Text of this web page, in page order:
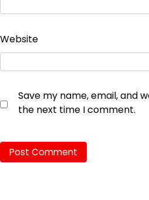
Website
Save my name, email, and
the next time I comment.